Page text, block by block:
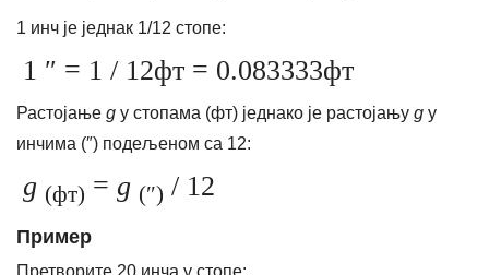
1 инч је једнак 1/12 стопе:
1 ″ = 1 / 12фт = 0.083333фт
Растојање д у стопама (фт) једнако је растојању д у
инчима (″) подељеном са 12:
д (фт) = д (″) / 12
Пример